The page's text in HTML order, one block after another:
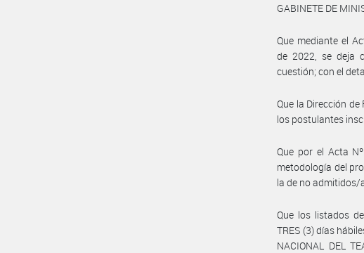
GABINETE DE
Que mediante el
de 2022, se deja
cuestión; con el
Que la Dirección de
los postulantes
Que por el Acta
metodología del
la de no admitidos/
Que los listados
TRES (3) días
NACIONAL DEL